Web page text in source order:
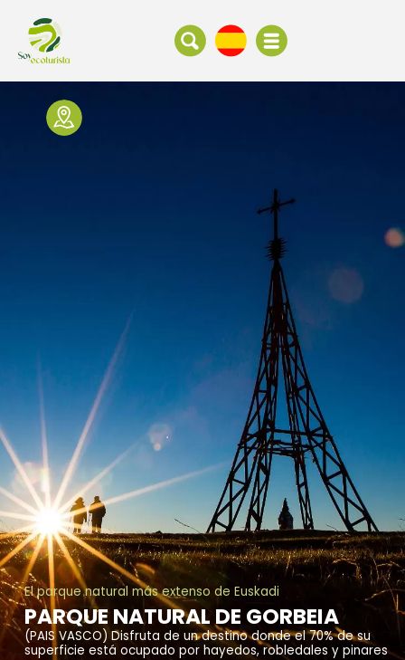
El parque natural más extenso de Euskadi
PARQUE NATURAL DE GORBEIA
(PAIS VASCO) Disfruta de un destino donde el 70% de su
superficie está ocupado por hayedos, robledales y pinares